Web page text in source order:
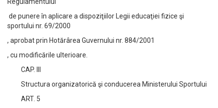
de punere în aplicare a dispoziţiilor Legii educaţiei fizice şi
sportului nr. 69/2000
, aprobat prin Hotărârea Guvernului nr. 884/2001
, cu modificările ulterioare.
CAP. III
Structura organizatorică şi conducerea Ministerului Sportului
ART. 5